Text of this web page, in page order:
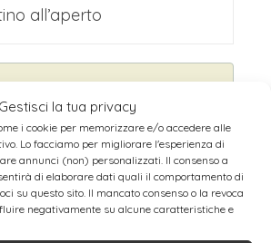
Gestisci la tua privacy
i cookie per memorizzare e/o accedere alle
Lo facciamo per migliorare l'esperienza di
annunci (non) personalizzati. Il consenso a
di elaborare dati quali il comportamento di
su questo sito. Il mancato consenso o la revoca
negativamente su alcune caratteristiche e
all’aperto
di Natale in Karlsplatz